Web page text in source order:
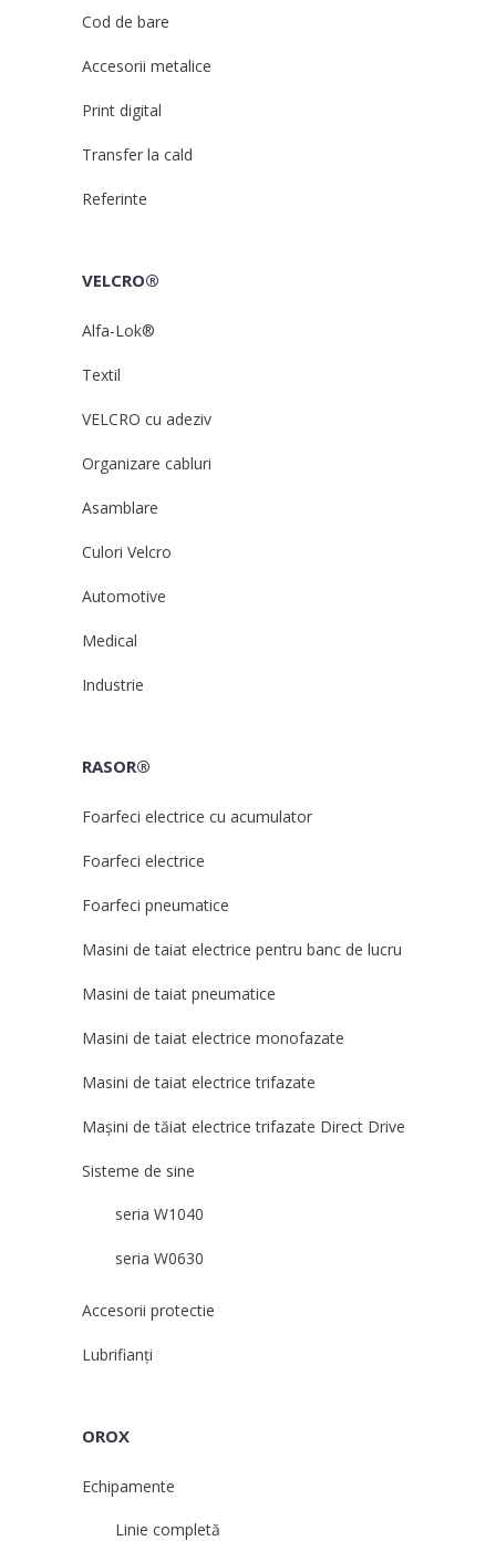
Cod de bare
Accesorii metalice
Print digital
Transfer la cald
Referinte
VELCRO®
Alfa-Lok®
Textil
VELCRO cu adeziv
Organizare cabluri
Asamblare
Culori Velcro
Automotive
Medical
Industrie
RASOR®
Foarfeci electrice cu acumulator
Foarfeci electrice
Foarfeci pneumatice
Masini de taiat electrice pentru banc de lucru
Masini de taiat pneumatice
Masini de taiat electrice monofazate
Masini de taiat electrice trifazate
Mașini de tăiat electrice trifazate Direct Drive
Sisteme de sine
seria W1040
seria W0630
Accesorii protectie
Lubrifianți
OROX
Echipamente
Linie completă